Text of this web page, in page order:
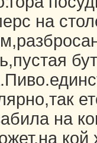
на
на
кой